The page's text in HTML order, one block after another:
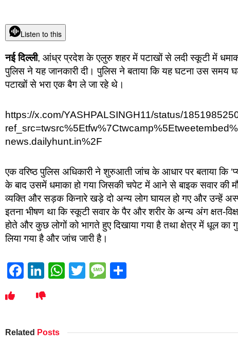
Listen to this
नई दिल्ली, आंध्र प्रदेश के एलुरु शहर में पटाखों से लदी स्कूटी में
पुलिस ने यह जानकारी दी। पुलिस ने बताया कि यह घटना उस समय
पटाखों से भरा एक बैग ले जा रहे थे।
https://x.com/YASHPALSINGH11/status/
news.dailyhunt.in%2F
एक वरिष्ठ पुलिस अधिकारी ने शुरुआती जांच के आधार पर बताया कि
के बाद उसमें धमाका हो गया जिसकी चपेट में आने से बाइक सवार की
व्यक्ति और सड़क किनारे खड़े दो अन्य लोग घायल हो गए और उन्हें
इतना भीषण था कि स्कूटी सवार के पैर और शरीर के अन्य अंग क्षत-
होते और कुछ लोगों को भागते हुए दिखाया गया है तथा क्षेत्र में धूल का
लिया गया है और जांच जारी है।
Facebook
LinkedIn
WhatsApp
TwitterMessage
Related Posts